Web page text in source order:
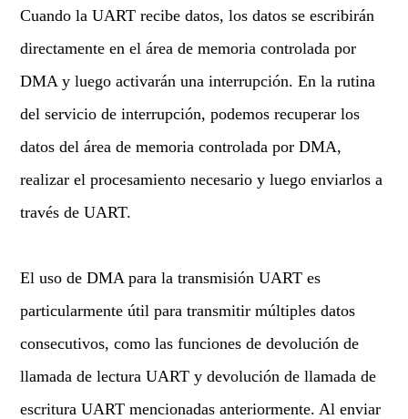
Cuando la UART recibe datos, los datos se escribirán
directamente en el área de memoria controlada por
DMA y luego activarán una interrupción. En la rutina
del servicio de interrupción, podemos recuperar los
datos del área de memoria controlada por DMA,
realizar el procesamiento necesario y luego enviarlos a
través de UART.
El uso de DMA para la transmisión UART es
particularmente útil para transmitir múltiples datos
consecutivos, como las funciones de devolución de
llamada de lectura UART y devolución de llamada de
escritura UART mencionadas anteriormente. Al enviar